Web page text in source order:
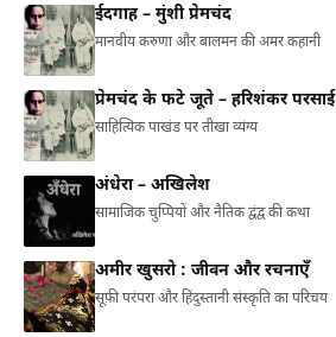
ईदगाह – मुंशी प्रेमचंद
मानवीय करुणा और बालमन की अमर कहानी
प्रेमचंद के फटे जूते – हरिशंकर परसाई
साहित्यिक पाखंड पर तीखा व्यंग्य
अंधेरा – अखिलेश
सामाजिक चुप्पियों और नैतिक द्वंद्व की कथा
अमीर खुसरो : जीवन और रचनाएँ
सूफ़ी परंपरा और हिंदुस्तानी संस्कृति का परिचय